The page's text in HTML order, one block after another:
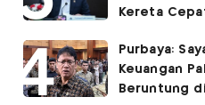
Kereta
Surabaya
Purbaya:
Keuangan
Beruntung